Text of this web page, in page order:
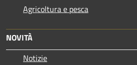
Agricoltura e pesca
NOVITÀ
Notizie